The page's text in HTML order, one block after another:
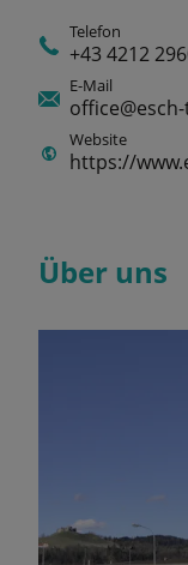
Telefon
+43 4212
E-Mail
Website
https://
Über uns